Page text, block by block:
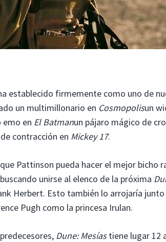
establecido firmemente como uno de
un multimillonario en Cosmopolisun
emo en El Batmanun pájaro mágico de
contracción en Mickey 17.
Pattinson pueda hacer el mejor bicho
unirse al elenco de la próxima
Herbert. Esto también lo arrojaría
Pugh como la princesa Irulan.
Dune: Mesíastiene lugar 12